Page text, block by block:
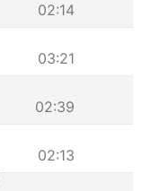
02:14
03:21
02:39
02:13